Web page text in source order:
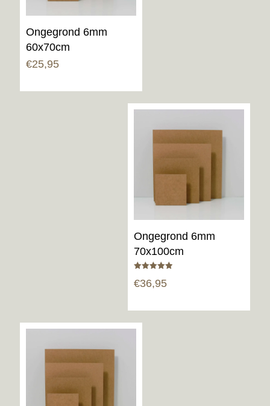
Ongegrond 6mm
60x70cm
€25,95
Ongegrond 6mm
70x100cm
5.00
€36,95